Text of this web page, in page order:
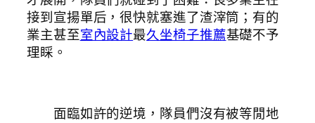
接到宣揚單后，很快就塞進了渣滓筒；有的
業主甚至室內設計最久坐椅子推薦基礎不予
理睬。
面臨如許的逆境，隊員們沒有被等閒地